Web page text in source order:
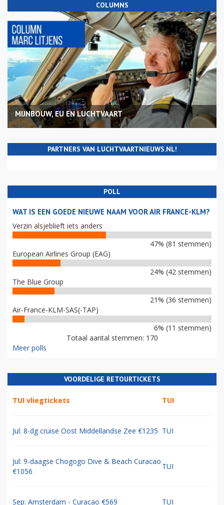
COLUMNS
MIJNBOUW, EU EN LUCHTVAART
PARTNERS VAN LUCHTVAARTNIEUWS.NL!
POLL
WAT IS EEN GOEDE NIEUWE NAAM VOOR AIR FRANCE-KLM?
Verzin alsjeblieft iets anders
47% (81 stemmen)
European Airlines Group (EAG)
24% (42 stemmen)
The Blue Group
21% (36 stemmen)
Air-France-KLM-SAS(-TAP)
6% (11 stemmen)
Totaal aantal stemmen: 170
Meer polls
VOORDELIGE RETOURTICKETS
TUI vliegtickets TUI
Jul: 8-dg cruise Oost Middellandse Zee €1235 TUI
Jul: 9-daagse Chogogo Dive & Beach Curacao
€1056
TUI
Sep: Amsterdam - Curacao €569 TUI